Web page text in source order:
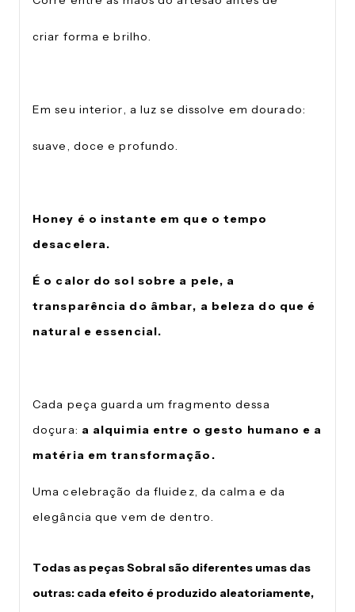
criar forma e brilho.
Em seu interior, a luz se dissolve em dourado:
suave, doce e profundo.
Honey é o instante em que o tempo
desacelera.
É o calor do sol sobre a pele, a
transparência do âmbar, a beleza do que é
natural e essencial.
Cada peça guarda um fragmento dessa
doçura: a alquimia entre o gesto humano e a
matéria em transformação.
Uma celebração da fluidez, da calma e da
elegância que vem de dentro.
Todas as peças Sobral são diferentes umas das
outras: cada efeito é produzido aleatoriamente,